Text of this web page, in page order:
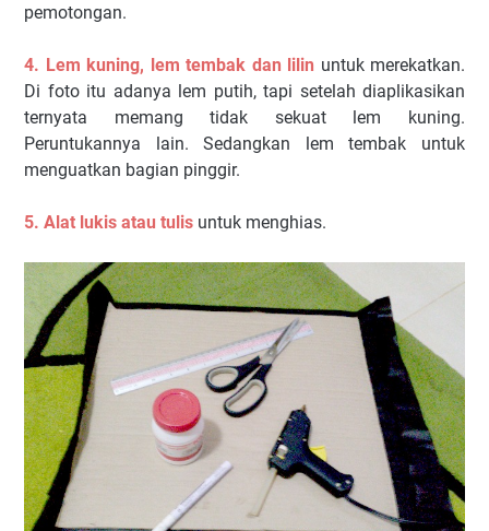
pemotongan.
4. Lem kuning, lem tembak dan lilin untuk merekatkan.
Di foto itu adanya lem putih, tapi setelah diaplikasikan
ternyata memang tidak sekuat lem kuning.
Peruntukannya lain. Sedangkan lem tembak untuk
menguatkan bagian pinggir.
5. Alat lukis atau tulis untuk menghias.